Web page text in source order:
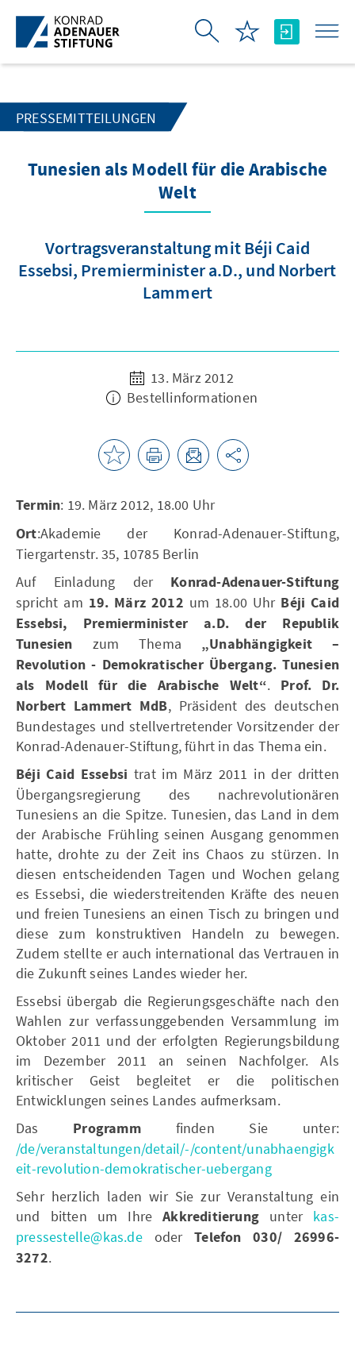
Zum Hauptinhalt springen
PRESSEMITTEILUNGEN
Tunesien als Modell für die Arabische
Welt
Vortragsveranstaltung mit Béji Caid
Essebsi, Premierminister a.D., und Norbert
Lammert
13. März 2012
Bestellinformationen
Termin: 19. März 2012, 18.00 Uhr
Ort:Akademie der Konrad-Adenauer-Stiftung,
Tiergartenstr. 35, 10785 Berlin
Auf Einladung der Konrad-Adenauer-Stiftung
spricht am 19. März 2012 um 18.00 Uhr Béji Caid
Essebsi, Premierminister a.D. der Republik
Tunesien zum Thema „Unabhängigkeit –
Revolution - Demokratischer Übergang. Tunesien
als Modell für die Arabische Welt“. Prof. Dr.
Norbert Lammert MdB, Präsident des deutschen
Bundestages und stellvertretender Vorsitzender der
Konrad-Adenauer-Stiftung, führt in das Thema ein.
Béji Caid Essebsi trat im März 2011 in der dritten
Übergangsregierung des nachrevolutionären
Tunesiens an die Spitze. Tunesien, das Land in dem
der Arabische Frühling seinen Ausgang genommen
hatte, drohte zu der Zeit ins Chaos zu stürzen. In
diesen entscheidenden Tagen und Wochen gelang
es Essebsi, die wiederstreitenden Kräfte des neuen
und freien Tunesiens an einen Tisch zu bringen und
diese zum konstruktiven Handeln zu bewegen.
Zudem stellte er auch international das Vertrauen in
die Zukunft seines Landes wieder her.
Essebsi übergab die Regierungsgeschäfte nach den
Wahlen zur verfassunggebenden Versammlung im
Oktober 2011 und der erfolgten Regierungsbildung
im Dezember 2011 an seinen Nachfolger. Als
kritischer Geist begleitet er die politischen
Entwicklungen seines Landes aufmerksam.
Das Programmfinden Sie unter:
/de/veranstaltungen/detail/-/content/unabhaengigk
eit-revolution-demokratischer-uebergang
Sehr herzlich laden wir Sie zur Veranstaltung ein
und bitten um IhreAkkreditierung unter kas-
pressestelle@kas.deoderTelefon 030/ 26996-
3272.